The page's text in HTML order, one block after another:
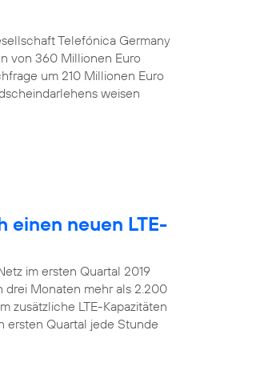
Telefónica Germany
von 360 Millionen Euro
um 210 Millionen Euro
weisen
neuen LTE-
im ersten Quartal 2019
drei Monaten mehr als 2.200
zusätzliche LTE-Kapazitäten
ersten Quartal jede Stunde